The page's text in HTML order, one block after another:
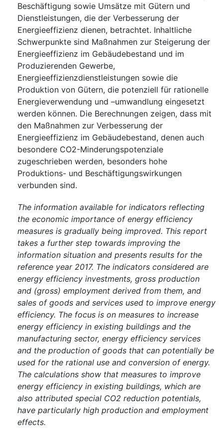
Beschäftigung sowie Umsätze mit Gütern und
Dienstleistungen, die der Verbesserung der
Energieeffizienz dienen, betrachtet. Inhaltliche
Schwerpunkte sind Maßnahmen zur Steigerung der
Energieeffizienz im Gebäudebestand und im
Produzierenden Gewerbe,
Energieeffizienzdienstleistungen sowie die
Produktion von Gütern, die potenziell für rationelle
Energieverwendung und –umwandlung eingesetzt
werden können. Die Berechnungen zeigen, dass mit
den Maßnahmen zur Verbesserung der
Energieeffizienz im Gebäudebestand, denen auch
besondere CO2-Minderungspotenziale
zugeschrieben werden, besonders hohe
Produktions- und Beschäftigungswirkungen
verbunden sind.
The information available for indicators reflecting
the economic importance of energy efficiency
measures is gradually being improved. This report
takes a further step towards improving the
information situation and presents results for the
reference year 2017. The indicators considered are
energy efficiency investments, gross production
and (gross) employment derived from them, and
sales of goods and services used to improve energy
efficiency. The focus is on measures to increase
energy efficiency in existing buildings and the
manufacturing sector, energy efficiency services
and the production of goods that can potentially be
used for the rational use and conversion of energy.
The calculations show that measures to improve
energy efficiency in existing buildings, which are
also attributed special CO2 reduction potentials,
have particularly high production and employment
effects.